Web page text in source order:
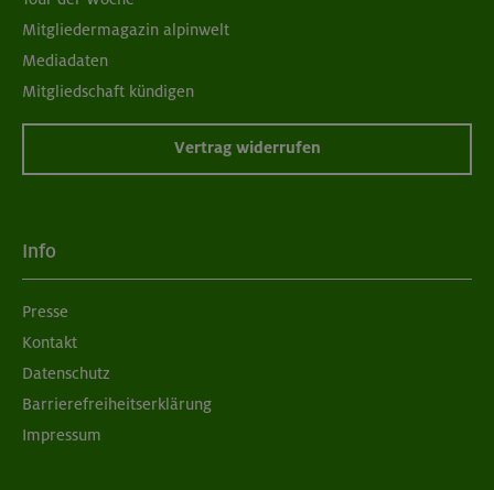
Mitgliedermagazin alpinwelt
Mediadaten
Mitgliedschaft kündigen
Vertrag widerrufen
Info
Presse
Kontakt
Datenschutz
Barrierefreiheitserklärung
Impressum